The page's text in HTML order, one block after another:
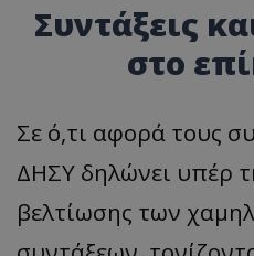
Συντάξεις
στο
Σε ό,τι αφορά τους
ΔΗΣΥ δηλώνει υπέρ
βελτίωσης των